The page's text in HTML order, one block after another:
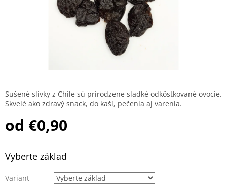
od €0,90
Vyberte základ
Variant
Sušené slivky z Chile sú prirodzene sladké odkôstkované ovocie.
Skvelé ako zdravý snack, do kaší, pečenia aj varenia.